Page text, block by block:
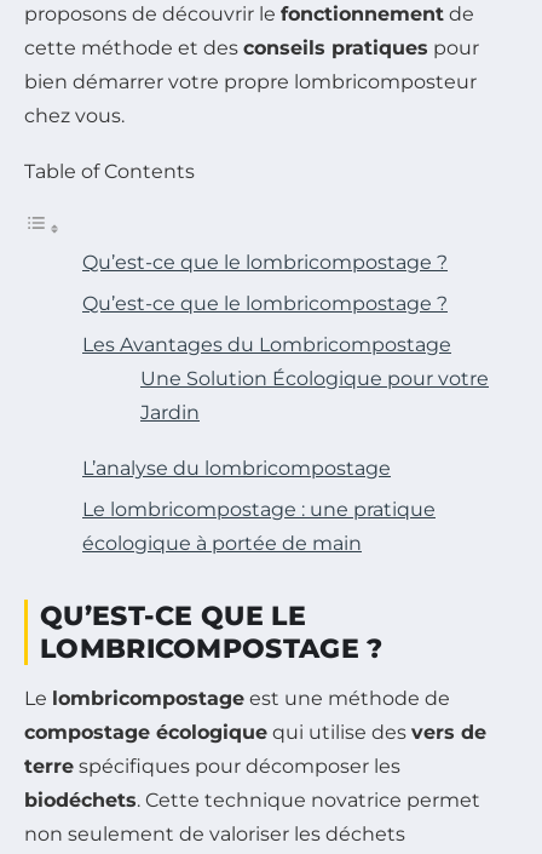
proposons de découvrir le fonctionnement de
cette méthode et des conseils pratiques pour
bien démarrer votre propre lombricomposteur
chez vous.
Table of Contents
Qu’est-ce que le lombricompostage ?
Qu’est-ce que le lombricompostage ?
Les Avantages du Lombricompostage
Une Solution Écologique pour votre
Jardin
L’analyse du lombricompostage
Le lombricompostage : une pratique
écologique à portée de main
QU’EST-CE QUE LE
LOMBRICOMPOSTAGE ?
Le lombricompostage est une méthode de
compostage écologique qui utilise des vers de
terre spécifiques pour décomposer les
biodéchets. Cette technique novatrice permet
non seulement de valoriser les déchets